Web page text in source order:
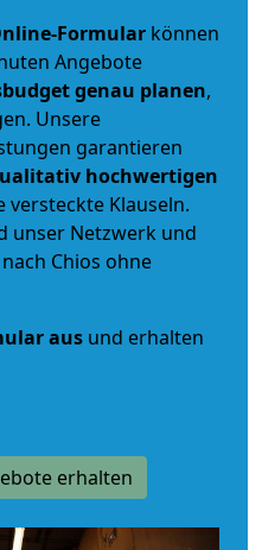
Formular können
Angebote
genau planen,
Unsere
garantieren
hochwertigen
versteckte Klauseln.
unser Netzwerk und
Chios ohne
aus und erhalten
erhalten